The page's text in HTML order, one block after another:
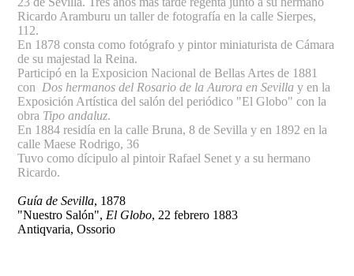
Ricardo Aramburu un taller de fotografía en la calle Sierpes,
112.
En 1878 consta como fotógrafo y pintor miniaturista de Cámara
de su majestad la Reina.
Participó en la Exposicion Nacional de Bellas Artes de 1881
con Dos hermanos del Rosario de la Aurora en Sevilla y en la
Exposición Artística del salón del periódico "El Globo" con la
obra Tipo andaluz.
En 1884 residía en la calle Bruna, 8 de Sevilla y en 1892 en la
calle Maese Rodrigo, 36
Tuvo como dícipulo al pintoir Rafael Senet y a su hermano
Ricardo.
Guía de Sevilla, 1878
"Nuestro Salón", El Globo, 22 febrero 1883
Antiqvaria, Ossorio